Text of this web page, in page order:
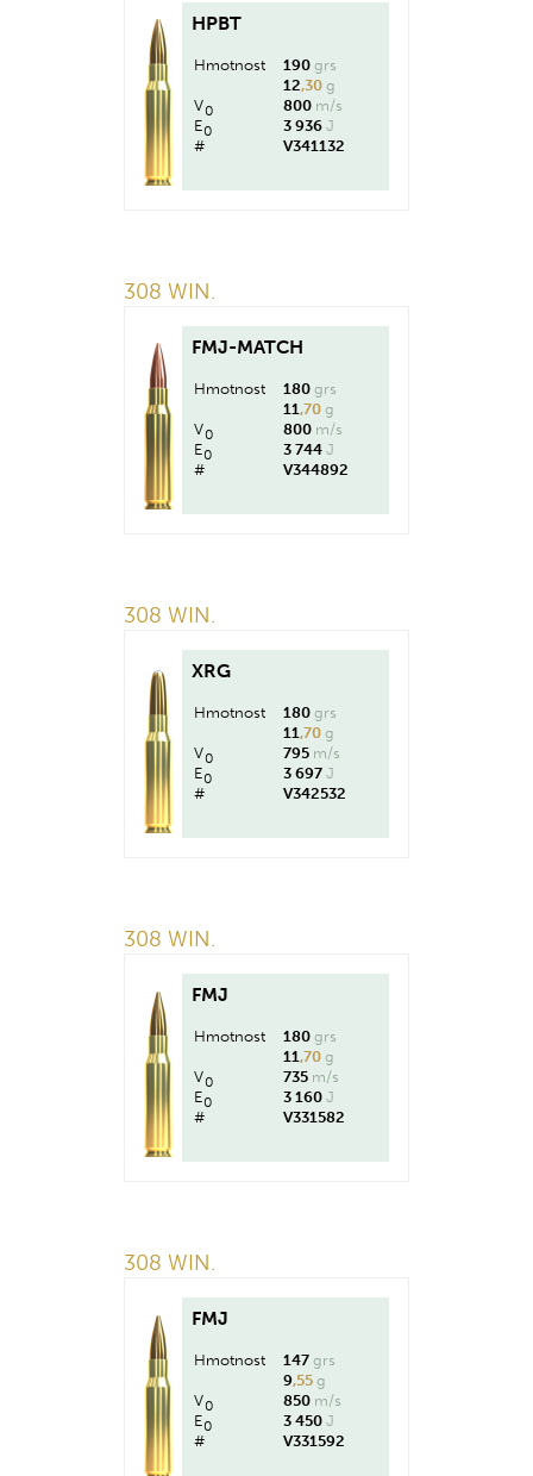
HPBT
Hmotnost 190 grs
12,30 g
V0 800 m/s
E0 3 936 J
#
V341132
308 WIN.
FMJ-MATCH
Hmotnost 180 grs
11,70 g
V0 800 m/s
E0 3 744 J
#
V344892
308 WIN.
XRG
Hmotnost 180 grs
11,70 g
V0 795 m/s
E0 3 697 J
#
V342532
308 WIN.
FMJ
Hmotnost 180 grs
11,70 g
V0 735 m/s
E0 3 160 J
#
V331582
308 WIN.
FMJ
Hmotnost 147 grs
9,55 g
V0 850 m/s
E0 3 450 J
#
V331592